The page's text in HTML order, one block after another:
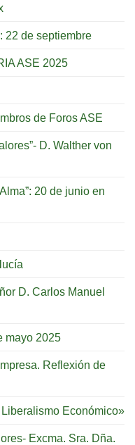
22 de septiembre
ASE 2025
de Foros ASE
D. Walther von
20 de junio en
D. Carlos Manuel
mayo 2025
Reflexión de
Económico»
Excma. Sra. Dña.